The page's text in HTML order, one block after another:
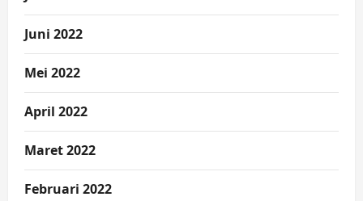
Juni 2022
Mei 2022
April 2022
Maret 2022
Februari 2022